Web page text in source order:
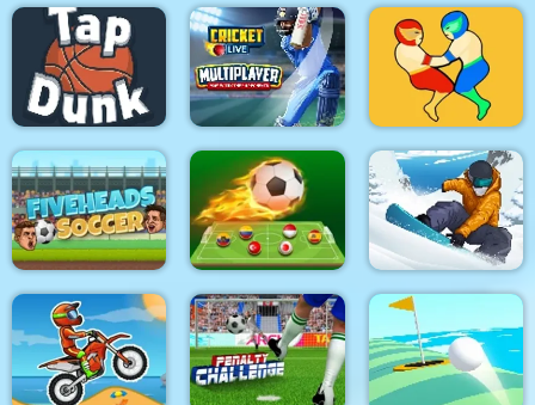
Hurdles Heroes Penalty Champs 21
Penalty Challenge
Multiplayer
Tap Dunk Basketball Cricket Live Wrestle Jump
Fiveheads Soccer Soccer Caps Game
Snowboard Kings
2022